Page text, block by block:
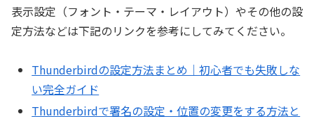
表示設定（フォント・テーマ・レイアウト）やその他の設
定方法などは下記のリンクを参考にしてみてください。
Thunderbirdの設定方法まとめ｜初心者でも失敗しな
い完全ガイド
Thunderbirdで署名の設定・位置の変更をする方法と